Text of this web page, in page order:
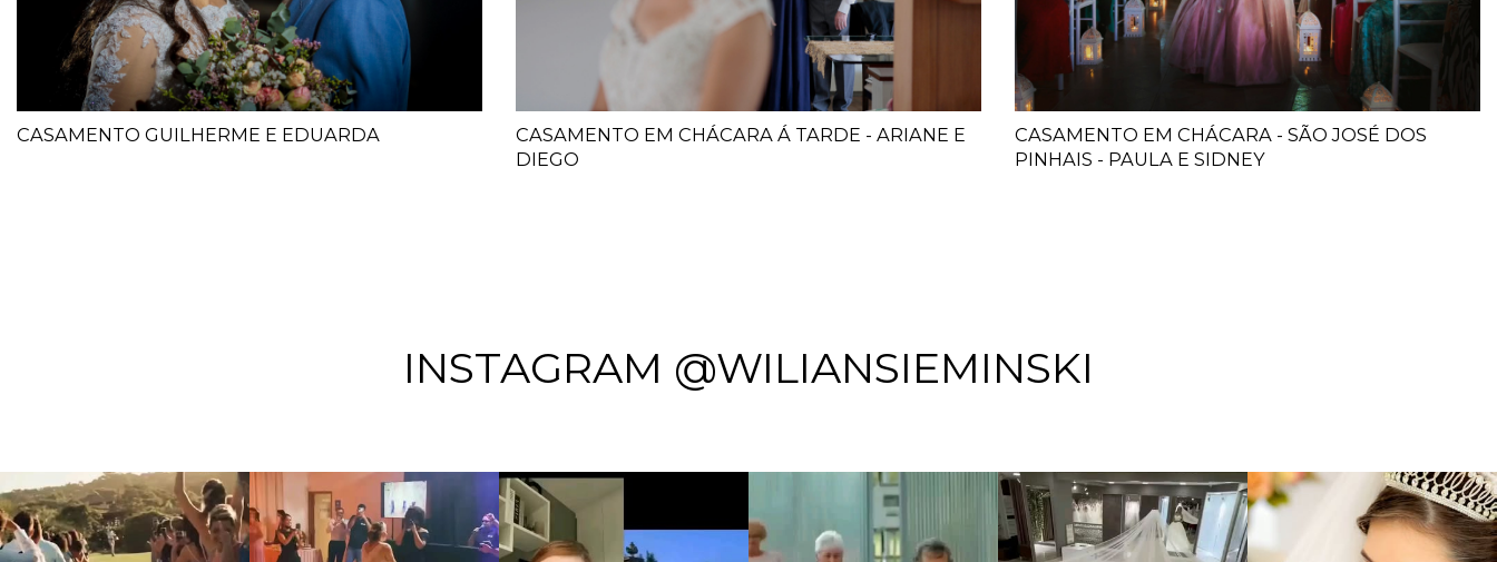
CASAMENTO GUILHERME E EDUARDA
CASAMENTO EM CHÁCARA Á TARDE - ARIANE E
DIEGO
CASAMENTO EM CHÁCARA - SÃO JOSÉ DOS
PINHAIS - PAULA E SIDNEY
INSTAGRAM @WILIANSIEMINSKI